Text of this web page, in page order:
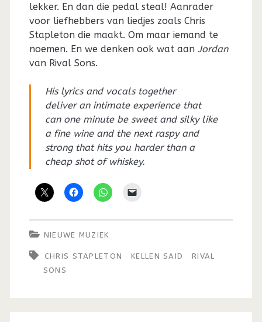
lekker. En dan die pedal steal! Aanrader
voor liefhebbers van liedjes zoals Chris
Stapleton die maakt. Om maar iemand te
noemen. En we denken ook wat aan Jordan
van Rival Sons.
His lyrics and vocals together
deliver an intimate experience that
can one minute be sweet and silky like
a fine wine and the next raspy and
strong that hits you harder than a
cheap shot of whiskey.
NIEUWE MUZIEK
CHRIS STAPLETON KELLEN SAID
RIVAL
SONS